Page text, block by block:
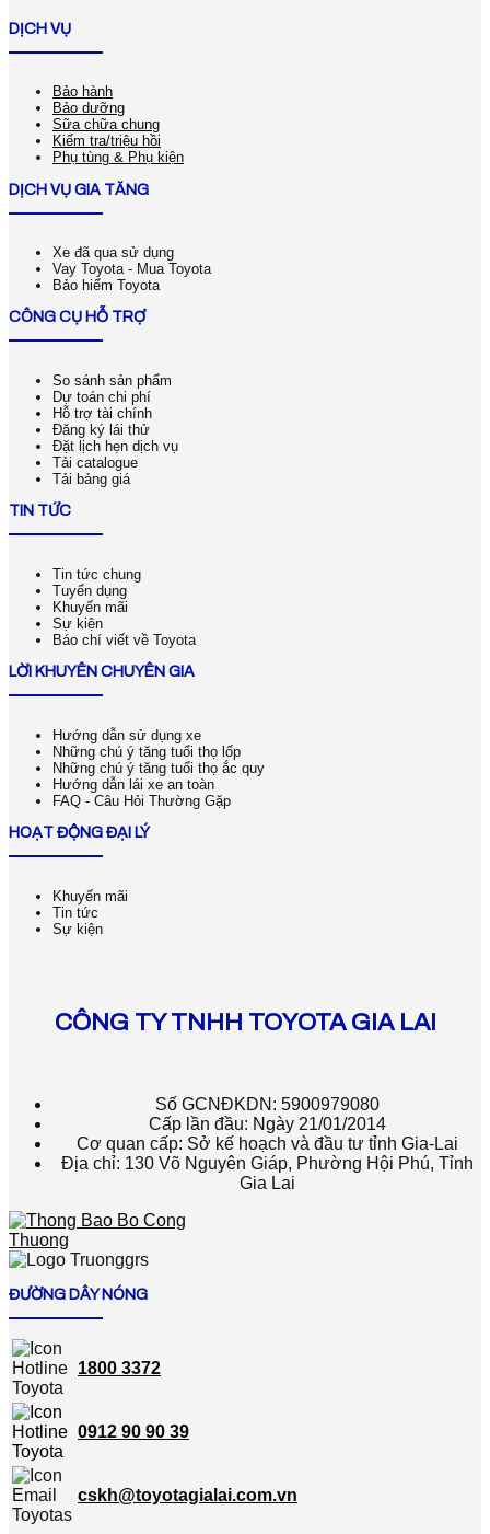
DỊCH VỤ
Bảo hành
Bảo dưỡng
Sữa chữa chung
Kiểm tra/triệu hồi
Phụ tùng & Phụ kiện
DỊCH VỤ GIA TĂNG
Xe đã qua sử dụng
Vay Toyota - Mua Toyota
Bảo hiểm Toyota
CÔNG CỤ HỖ TRỢ
So sánh sản phẩm
Dự toán chi phí
Hỗ trợ tài chính
Đăng ký lái thử
Đặt lịch hẹn dịch vụ
Tải catalogue
Tải bảng giá
TIN TỨC
Tin tức chung
Tuyển dụng
Khuyến mãi
Sự kiện
Báo chí viết về Toyota
LỜI KHUYÊN CHUYÊN GIA
Hướng dẫn sử dụng xe
Những chú ý tăng tuổi thọ lốp
Những chú ý tăng tuổi thọ ắc quy
Hướng dẫn lái xe an toàn
FAQ - Câu Hỏi Thường Gặp
HOẠT ĐỘNG ĐẠI LÝ
Khuyến mãi
Tin tức
Sự kiện
CÔNG TY TNHH TOYOTA GIA LAI
Số GCNĐKDN: 5900979080
Cấp lần đầu: Ngày 21/01/2014
Cơ quan cấp: Sở kế hoạch và đầu tư tỉnh Gia-Lai
Địa chỉ: 130 Võ Nguyên Giáp, Phường Hội Phú, Tỉnh
Gia Lai
ĐƯỜNG DÂY NÓNG
1800 3372
0912 90 90 39
cskh@toyotagialai.com.vn